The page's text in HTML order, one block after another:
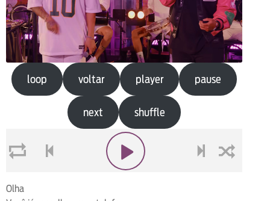
loop voltar player pause
next shuffle
Olha